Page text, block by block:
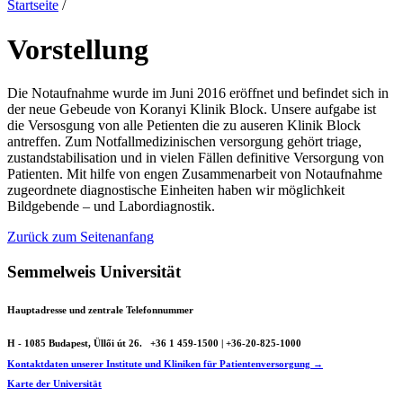
Startseite /
Vorstellung
Die Notaufnahme wurde im Juni 2016 eröffnet und befindet sich in
der neue Gebeude von Koranyi Klinik Block. Unsere aufgabe ist
die Versosgung von alle Petienten die zu auseren Klinik Block
antreffen. Zum Notfallmedizinischen versorgung gehört triage,
zustandstabilisation und in vielen Fällen definitive Versorgung von
Patienten. Mit hilfe von engen Zusammenarbeit von Notaufnahme
zugeordnete diagnostische Einheiten haben wir möglichkeit
Bildgebende – und Labordiagnostik.
Zurück zum Seitenanfang
Semmelweis Universität
Hauptadresse und zentrale Telefonnummer
H - 1085 Budapest, Üllői út 26.
+36 1 459-1500 | +36-20-825-1000
Kontaktdaten unserer Institute und Kliniken für Patientenversorgung →
Karte der Universität